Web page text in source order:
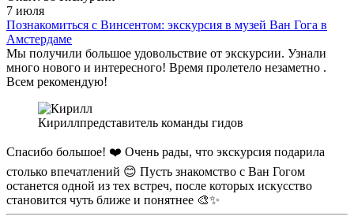
7 июля
Познакомиться с Винсентом: экскурсия в музей Ван Гога в
Амстердаме
Мы получили большое удовольствие от экскурсии. Узнали
много нового и интересного! Время пролетело незаметно .
Всем рекомендую!
Кириллпредставитель команды гидов
Спасибо большое! ❤️ Очень рады, что экскурсия подарила
столько впечатлений 😊 Пусть знакомство с Ван Гогом
останется одной из тех встреч, после которых искусство
становится чуть ближе и понятнее 🎨✨